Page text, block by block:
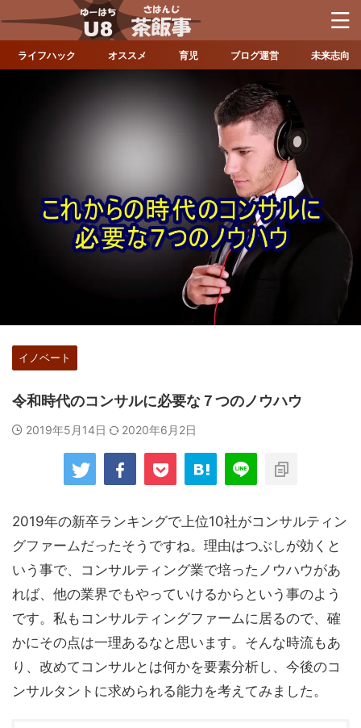
ライフハック オススメ 育児 ブログ運営 未来志向
イノベート
令和時代のコンサルに必要な７つのノウハウ
2019年5月14日 2020年6月2日
2019年の新卒ランキングで上位10社がコンサルティン
グファームだったそうですね。理由はつぶしが効くと
いう事で、コンサルティング業で培ったノウハウがあ
れば、他の業界でもやっていけるからという事のよう
です。私もコンサルティングファームに居るので、確
かにその点は一理あるなと思います。そんな時流もあ
り、改めてコンサルとは何かを要素分析し、今後のコ
ンサルタントに求められる能力を考えてみました。